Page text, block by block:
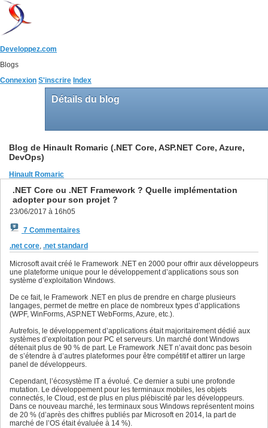
Developpez.com
Blogs
Connexion S'inscrire Index
Détails du blog
Blog de Hinault Romaric (.NET Core, ASP.NET Core, Azure,
DevOps)
Hinault Romaric
.NET Core ou .NET Framework ? Quelle implémentation
adopter pour son projet ?
23/06/2017 à 16h05
7 Commentaires
.net core, .net standard
Microsoft avait créé le Framework .NET en 2000 pour offrir aux développeurs
une plateforme unique pour le développement d’applications sous son
système d’exploitation Windows.
De ce fait, le Framework .NET en plus de prendre en charge plusieurs
langages, permet de mettre en place de nombreux types d’applications
(WPF, WinForms, ASP.NET WebForms, Azure, etc.).
Autrefois, le développement d’applications était majoritairement dédié aux
systèmes d’exploitation pour PC et serveurs. Un marché dont Windows
détenait plus de 90 % de part. Le Framework .NET n’avait donc pas besoin
de s’étendre à d’autres plateformes pour être compétitif et attirer un large
panel de développeurs.
Cependant, l’écosystème IT a évolué. Ce dernier a subi une profonde
mutation. Le développement pour les terminaux mobiles, les objets
connectés, le Cloud, est de plus en plus plébiscité par les développeurs.
Dans ce nouveau marché, les terminaux sous Windows représentent moins
de 20 % (d’après des chiffres publiés par Microsoft en 2014, la part de
marché de l’OS était évaluée à 14 %).